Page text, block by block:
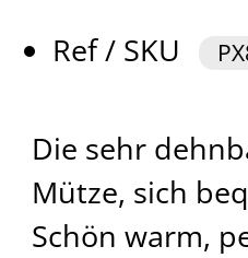
Ref / SKU
Die sehr
Mütze, sich
Schön warm,